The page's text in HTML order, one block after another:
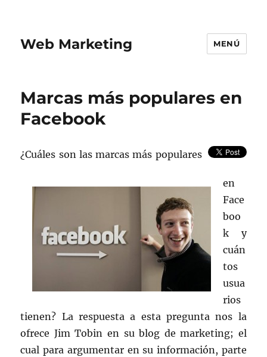
Web Marketing MENÚ
Marcas más populares en
Facebook
¿Cuáles son las marcas más populares
en
Face
boo
k y
cuán
tos
usua
rios
tienen? La respuesta a esta pregunta nos la
ofrece Jim Tobin en su blog de marketing; el
cual para argumentar en su información, parte